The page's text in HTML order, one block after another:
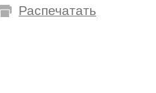
Распечатать